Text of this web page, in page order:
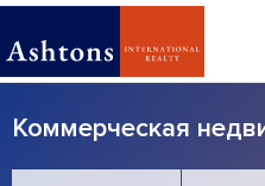
Коммерческая